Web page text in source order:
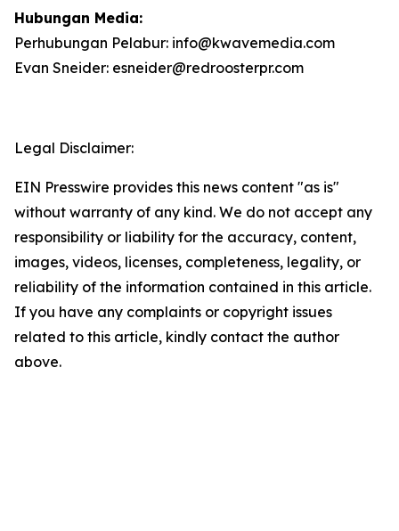
Hubungan Media:
Perhubungan Pelabur: info@kwavemedia.com
Evan Sneider: esneider@redroosterpr.com
Legal Disclaimer:
EIN Presswire provides this news content "as is"
without warranty of any kind. We do not accept any
responsibility or liability for the accuracy, content,
images, videos, licenses, completeness, legality, or
reliability of the information contained in this article.
If you have any complaints or copyright issues
related to this article, kindly contact the author
above.